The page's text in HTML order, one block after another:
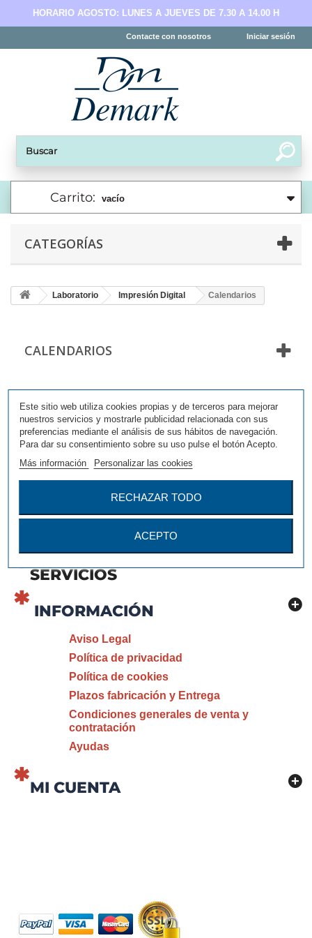
HORARIO AGOSTO: LUNES A JUEVES DE 7.30 A 14.00 H
Iniciar sesión
Contacte con nosotros
Carrito: vacío
CATEGORÍAS
Este sitio web utiliza cookies propias y de terceros para mejorar
nuestros servicios y mostrarle publicidad relacionada con sus
preferencias mediante el análisis de sus hábitos de navegación.
Para dar su consentimiento sobre su uso pulse el botón Acepto.
Más información
Personalizar las cookies
RECHAZAR TODO
ACEPTO
Laboratorio Impresión Digital Calendarios
CALENDARIOS
CALENDARIOS
No hay productos en esta categoría
SERVICIOS
INFORMACIÓN
Aviso Legal
Política de privacidad
Política de cookies
Plazos fabricación y Entrega
Condiciones generales de venta y
contratación
Ayudas
MI CUENTA